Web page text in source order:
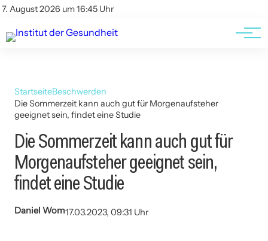
7. August 2026 um 16:45 Uhr
Kontakt
Kontakt
AGBs
StartseiteBeschwerden
Die Sommerzeit kann auch gut für Morgenaufsteher
geeignet sein, findet eine Studie
Die Sommerzeit kann auch gut für
Morgenaufsteher geeignet sein,
findet eine Studie
Daniel Wom17.03.2023, 09:31 Uhr